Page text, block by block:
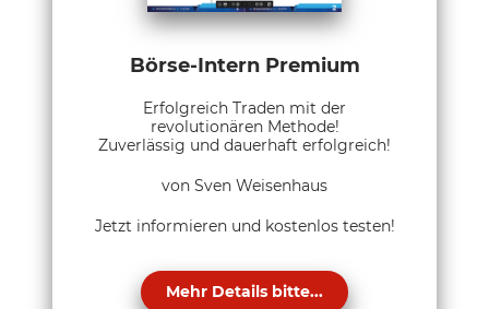
Börse-Intern Premium
Erfolgreich Traden mit der
revolutionären Methode!
Zuverlässig und dauerhaft erfolgreich!
von Sven Weisenhaus
Jetzt informieren und kostenlos testen!
Mehr Details bitte...